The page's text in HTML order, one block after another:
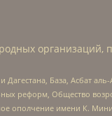
организаций,
База, Асбат
реформ, Общество
ополчение имени К.